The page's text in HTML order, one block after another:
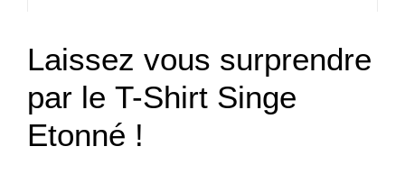
Laissez vous surprendre
par le T-Shirt Singe
Etonné !